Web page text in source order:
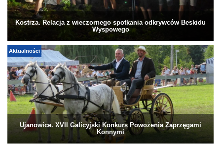
Kostrza. Relacja z wieczornego spotkania odkrywców Beskidu
Wyspowego
Aktualności
Ujanowice. XVII Galicyjski Konkurs Powożenia Zaprzęgami
Konnymi